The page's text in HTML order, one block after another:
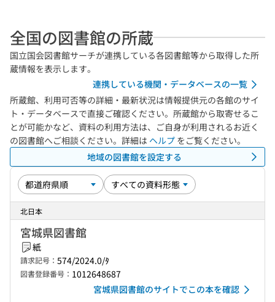
全国の図書館の所蔵
国立国会図書館サーチが連携している各図書館等から取得した所
蔵情報を表示します。
連携している機関・データベースの一覧
所蔵館、利用可否等の詳細・最新状況は情報提供元の各館のサイ
ト・データベースで直接ご確認ください。所蔵館から取寄せるこ
とが可能かなど、資料の利用方法は、ご自身が利用されるお近く
の図書館へご相談ください。詳細は ヘルプ をご覧ください。
地域の図書館を設定する
北日本
宮城県図書館
紙
請求記号： 574/2024.0/ﾀ
図書登録番号： 1012648687
宮城県図書館のサイトでこの本を確認